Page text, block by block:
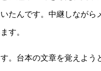
たんです。中継しながら
す。
。台本の文章を覚えよう